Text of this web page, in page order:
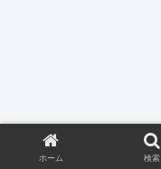
ホーム 検索